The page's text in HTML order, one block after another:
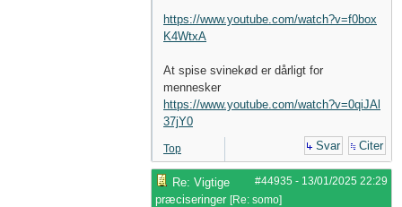
https://www.youtube.com/watch?v=f0box
K4WtxA
At spise svinekød er dårligt for
mennesker
https://www.youtube.com/watch?v=0qiJAl
37jY0
Top Svar Citer
#44935 - 13/01/2025 22:29
Re: Vigtige
præciseringer [Re: somo]